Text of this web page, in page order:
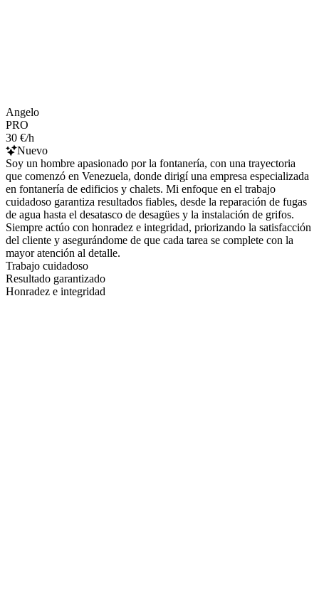
Angelo
PRO
30 €/h
Nuevo
Soy un hombre apasionado por la fontanería, con una trayectoria
que comenzó en Venezuela, donde dirigí una empresa especializada
en fontanería de edificios y chalets. Mi enfoque en el trabajo
cuidadoso garantiza resultados fiables, desde la reparación de fugas
de agua hasta el desatasco de desagües y la instalación de grifos.
Siempre actúo con honradez e integridad, priorizando la satisfacción
del cliente y asegurándome de que cada tarea se complete con la
mayor atención al detalle.
Trabajo cuidadoso
Resultado garantizado
Honradez e integridad